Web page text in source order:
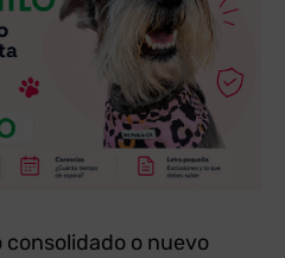
consolidado o nuevo